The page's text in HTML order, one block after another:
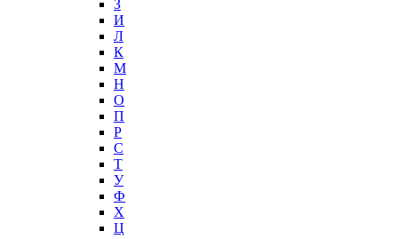
З
И
Л
К
М
Н
О
П
Р
С
Т
У
Ф
Х
Ц